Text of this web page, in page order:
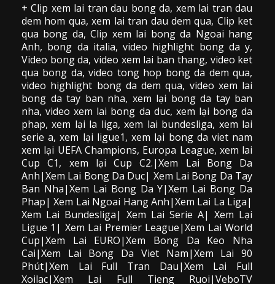
+ Clip xem lai tran dau bong da, xem lai tran dau
dem hom qua, xem lai tran dau dem qua, Clip ket
qua bong da, Clip xem lai bong da Ngoai hang
Anh, bong da italia, video highlight bong da y,
Video bong da,video xem lai ban thang, video ket
qua bong da, video tong hop bong da dem qua,
video highlight bong da dem qua, video xem lai
bong da tay ban nha, xem lại bong da tay ban
nha,video xem lai bong da duc, xem lại bong da
phap, xem lại la liga, xem lai bundesliga, xem lai
serie a, xem lại ligue1, xem lại bong da viet nam
xem lại UEFA Champions, Europa League, xem lai
Cup C1, xem lại Cup C2.|Xem Lai Bong Da
Anh|Xem Lai Bong Da Duc| Xem Lai Bong Da Tay
Ban Nha|Xem Lai Bong Da Y|Xem Lai Bong Da
Phap| Xem Lai Ngoai Hang Anh|Xem Lai La Liga|
Xem Lai Bundesliga| Xem Lai Serie A| Xem Lại
Ligue 1| Xem Lai Premier League|Xem Lai World
Cup|Xem Lai EURO|Xem Bong Da Keo Nha
Cai|Xem Lai Bong Da Viet Nam|Xem Lai 90
Phút|Xem Lai Full Tran Dau|Xem Lai Full
Xoilac|Xem Lai Full Tieng Ruoi|VeboTV